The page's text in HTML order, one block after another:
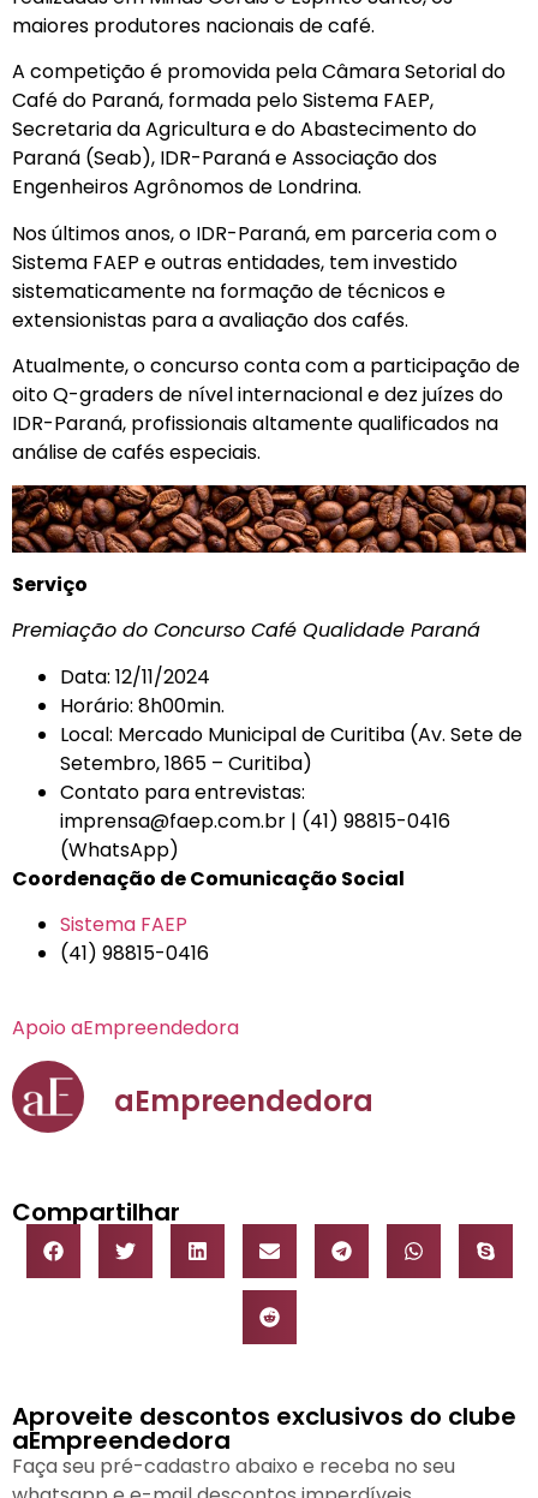
maiores produtores nacionais de café.
A competição é promovida pela Câmara Setorial do
Café do Paraná, formada pelo Sistema FAEP,
Secretaria da Agricultura e do Abastecimento do
Paraná (Seab), IDR-Paraná e Associação dos
Engenheiros Agrônomos de Londrina.
Nos últimos anos, o IDR-Paraná, em parceria com o
Sistema FAEP e outras entidades, tem investido
sistematicamente na formação de técnicos e
extensionistas para a avaliação dos cafés.
Atualmente, o concurso conta com a participação de
oito Q-graders de nível internacional e dez juízes do
IDR-Paraná, profissionais altamente qualificados na
análise de cafés especiais.
Serviço
Premiação do Concurso Café Qualidade Paraná
Data: 12/11/2024
Horário: 8h00min.
Local: Mercado Municipal de Curitiba (Av. Sete de
Setembro, 1865 – Curitiba)
Contato para entrevistas:
imprensa@faep.com.br | (41) 98815-0416
(WhatsApp)
Coordenação de Comunicação Social
Sistema FAEP
(41) 98815-0416
Apoio aEmpreendedora
aEmpreendedora
Compartilhar
Aproveite descontos exclusivos do clube
aEmpreendedora
Faça seu pré-cadastro abaixo e receba no seu